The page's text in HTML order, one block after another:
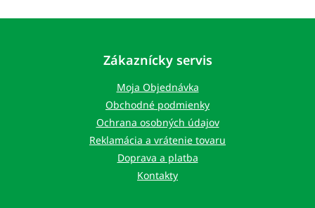
Zákaznícky servis
Moja Objednávka
Obchodné podmienky
Ochrana osobných údajov
Reklamácia a vrátenie tovaru
Doprava a platba
Kontakty